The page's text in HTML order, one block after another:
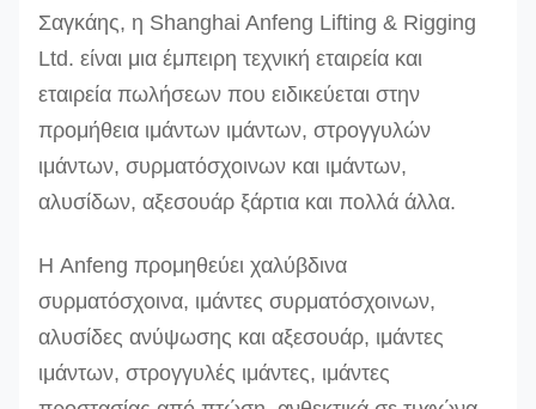
Σαγκάης, η Shanghai Anfeng Lifting & Rigging
Ltd. είναι μια έμπειρη τεχνική εταιρεία και
εταιρεία πωλήσεων που ειδικεύεται στην
προμήθεια ιμάντων ιμάντων, στρογγυλών
ιμάντων, συρματόσχοινων και ιμάντων,
αλυσίδων, αξεσουάρ ξάρτια και πολλά άλλα.
Η Anfeng προμηθεύει χαλύβδινα
συρματόσχοινα, ιμάντες συρματόσχοινων,
αλυσίδες ανύψωσης και αξεσουάρ, ιμάντες
ιμάντων, στρογγυλές ιμάντες, ιμάντες